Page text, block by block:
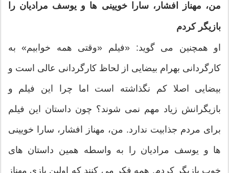
من، مهناز افشار، سارا خویینی ها و یوسف مرادیان را
بازیگر کردم
او همچنین می گوید: «فیلم «وقتی همه خوابیم» به
کارگردانی بهرام بیضایی از لحاظ کارگردانی عالی است و
بیضایی اصلا کم نگذاشته است اما چرا این فیلم و
بازیگرانش زیاد مهم نمی شوند؟ چون داستان این فیلم
برای مردم جذابیت ندارد. من، مهناز افشار، سارا خویینی
ها و یوسف مرادیان را به واسطه همین داستان های
خوب بازیگر کردم. همه فکر می کنند که اولین بازی مهناز